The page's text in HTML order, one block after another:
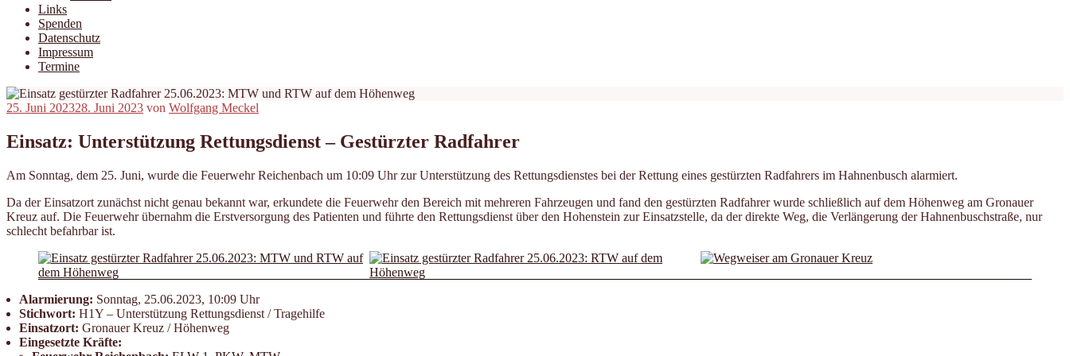
Links
Spenden
Datenschutz
Impressum
Termine
Veröffentlicht
25. Juni 202328. Juni 2023 von Wolfgang Meckel
Einsatz: Unterstützung Rettungsdienst – Gestürzter Radfahrer
Am Sonntag, dem 25. Juni, wurde die Feuerwehr Reichenbach um 10:09 Uhr zur Unterstützung des Rettungsdienstes bei der Rettung eines gestürzten Radfahrers im Hahnenbusch alarmiert.
Da der Einsatzort zunächst nicht genau bekannt war, erkundete die Feuerwehr den Bereich mit mehreren Fahrzeugen und fand den gestürzten Radfahrer wurde schließlich auf dem Höhenweg am Gronauer
Kreuz auf. Die Feuerwehr übernahm die Erstversorgung des Patienten und führte den Rettungsdienst über den Hohenstein zur Einsatzstelle, da der direkte Weg, die Verlängerung der Hahnenbuschstraße, nur
schlecht befahrbar ist.
Alarmierung: Sonntag, 25.06.2023, 10:09 Uhr
Stichwort: H1Y – Unterstützung Rettungsdienst / Tragehilfe
Einsatzort: Gronauer Kreuz / Höhenweg
Eingesetzte Kräfte: